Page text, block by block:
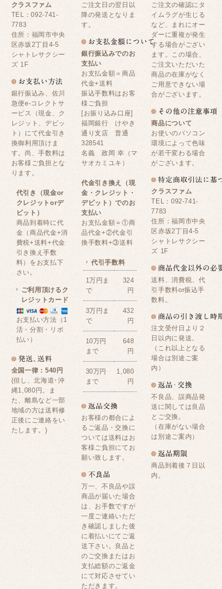
クラスファム
TEL：092-741-
7783
住所：福岡市中央
区赤坂2丁目4-5
シャトレサクシー
ズ 1F
銀行振込み、佐川
急便e-コレクトサ
ービス（現金、ク
レジット、デビッ
ト）にて代金引き
換御利用頂けま
す。尚、手数料は
お客様ご負担とな
ります。
代引き（現金or
クレジットorデ
ビット）
商品到着時に代
金（商品代金+消
費税+送料+代金
引き換え手数
料）をお支払下
さい。
ご利用頂けるク
レジットカード
お支払い方法（1
活・分割・リボ
払い）
全国一律：540円
(但し、北海道･沖
縄1,080円。ま
た、離島など一部
地域の方は送料修
正後にご連絡をい
たします。)
ご注文日の翌日以
降の発送となりま
す。
銀行振込みでのお
支払い
お支払金額＝商品
代金+送料
振込手数料はお客
様ご負担
[お振り込み口座]
福岡銀行 けやき
通り支店 普通
328541
名義 政岡 幸（マ
サオカミユキ）
代金引き換え（現
金・クレジット・
デビット）でのお
支払い
お支払金額＝①商
品代金+②代金引
換手数料+③送料
代引手数料
1万円ま
で
324
円
3万円ま
で
432
円
10万円
まで
648
円
30万円
まで
1,080
円
お客様の都合によ
るご返品・交換に
ついては送料はお
客様ご負担にてお
願い致します。
万一、不良品や誤
商品が届いた場合
は、お手数ですが
一度ご連絡いただ
き確認しました後
に着払いにてご返
送下さい。良品と
のご交換またはお
支払総額のご返金
にて対応させてい
ただきます。
ご注文の確認にタ
イムラグが生じる
など、まれにオー
ダーに重複が発生
する場合がござい
ます。この場合、
ご注文いただいた
商品の在庫がなく
ご用意できない場
合がございます。
商品について
お使いのパソコン
環境によって色味
が若干変わる場合
がございます。
クラスファム
TEL：092-741-
7783
住所：福岡市中央
区赤坂2丁目4-5
シャトレサクシー
ズ 1F
送料、消費税、代
引手数料or振込手
数料。
注文受付日より２
日以内に発送。
（これ以上となる
場合は別途ご案
内）
不良品、誤商品発
送に関しては良品
とご交換。
（在庫がない場合
は別途ご案内）
商品到着後７日以
内。